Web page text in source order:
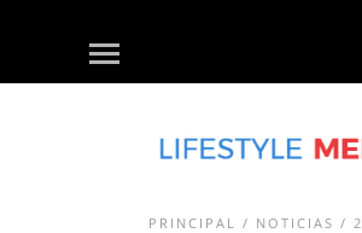
PRINCIPAL / NOTICIAS /